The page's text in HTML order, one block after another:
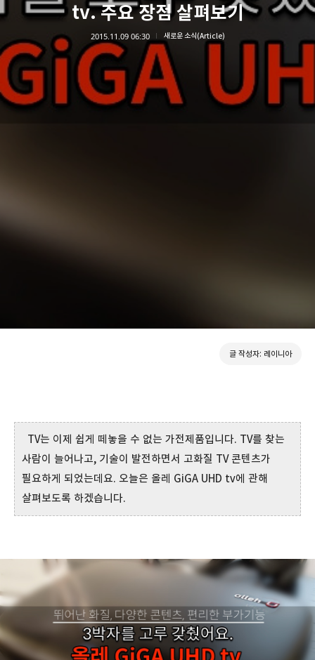
tv. 주요 장점 살펴보기
2015.11.09 06:30 새로운 소식(Article)
글 작성자: 레이니아
TV는 이제 쉽게 떼놓을 수 없는 가전제품입니다. TV를 찾는
사람이 늘어나고, 기술이 발전하면서 고화질 TV 콘텐츠가
필요하게 되었는데요. 오늘은 올레 GiGA UHD tv에 관해
살펴보도록 하겠습니다.